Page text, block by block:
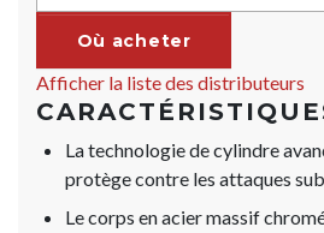
Où acheter
Afficher la liste des distributeurs
La technologie de cylindre
protège contre les attaques
Le corps en acier massif